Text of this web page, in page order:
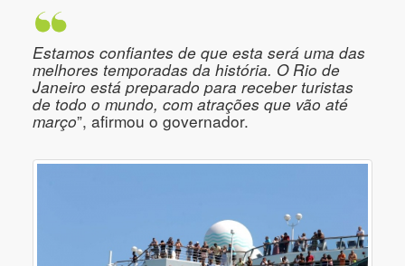
Estamos confiantes de que esta será uma das
melhores temporadas da história. O Rio de
Janeiro está preparado para receber turistas
de todo o mundo, com atrações que vão até
março”, afirmou o governador.